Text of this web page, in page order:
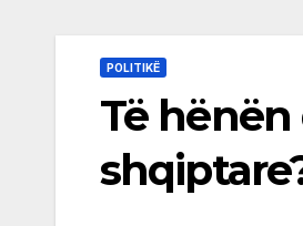
POLITIKË
Të